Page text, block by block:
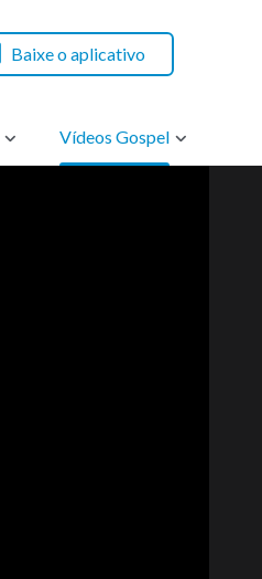
Baixe o aplicativo
Vídeos Gospel